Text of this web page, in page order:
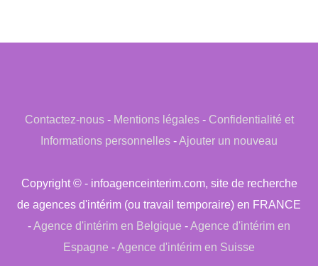
Contactez-nous- Mentions légales- Confidentialité et
Informations personnelles -Ajouter un nouveau
Copyright © - infoagenceinterim.com, site de recherche
de agences d'intérim (ou travail temporaire) en FRANCE
-Agence d'intérim en Belgique -Agence d'intérim en
Espagne -Agence d'intérim en Suisse